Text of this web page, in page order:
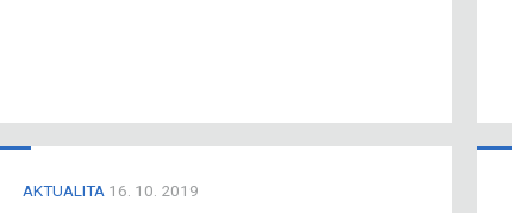
AKTUALITA 16. 10. 2019